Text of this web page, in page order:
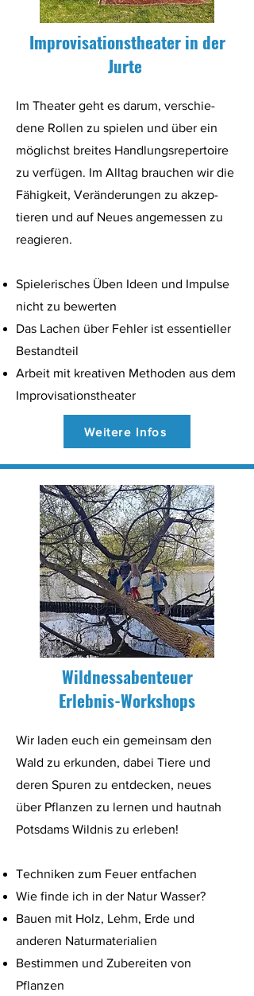
Improvisationstheater in der
Jurte
Im Theater geht es darum, verschie-
dene Rollen zu spielen und über ein
möglichst breites Handlungsrepertoire
zu verfügen. Im Alltag brauchen wir die
Fähigkeit, Veränderungen zu akzep-
tieren und auf Neues angemessen zu
reagieren.
Spielerisches Üben Ideen und Impulse
nicht zu bewerten
Das Lachen über Fehler ist essentieller
Bestandteil
Arbeit mit kreativen Methoden aus dem
Improvisationstheater
Weitere Infos
Wildnessabenteuer
Erlebnis-Workshops
Wir laden euch ein gemeinsam den
Wald zu erkunden, dabei Tiere und
deren Spuren zu entdecken, neues
über Pflanzen zu lernen und hautnah
Potsdams Wildnis zu erleben!
Techniken zum Feuer entfachen
Wie finde ich in der Natur Wasser?
Bauen mit Holz, Lehm, Erde und
anderen Naturmaterialien
Bestimmen und Zubereiten von
Pflanzen